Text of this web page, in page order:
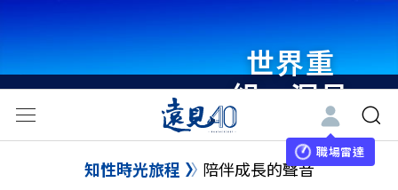
世界重
組・洞見
未來 與
世界領袖
職場雷達
知性時光旅程 陪伴成長的聲音